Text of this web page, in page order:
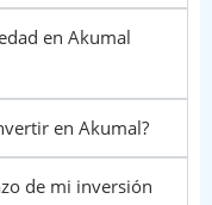
en Akumal
en Akumal?
de mi inversión